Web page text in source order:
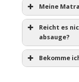
Meine
Reicht es
absauge?
Bekomme